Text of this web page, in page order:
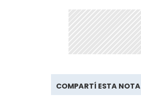
COMPARTÍ ESTA NOTA